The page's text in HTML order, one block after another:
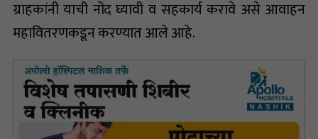
ग्राहकांनी याची नोंद घ्यावी व सहकार्य करावे असे आवाहन
महावितरणकडून करण्यात आले आहे.